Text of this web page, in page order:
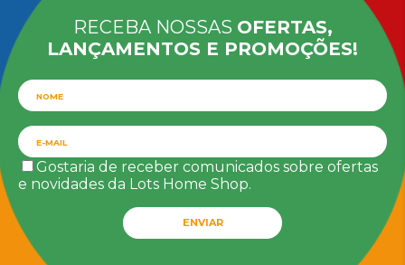
RECEBA NOSSAS OFERTAS,
LANÇAMENTOS E PROMOÇÕES!
Gostaria de receber comunicados sobre ofertas
e novidades da Lots Home Shop.
ENVIAR